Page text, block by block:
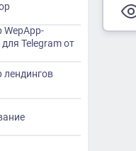
WepApp-
Telegram от
лендингов